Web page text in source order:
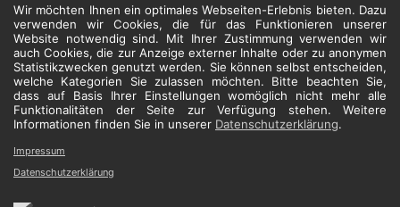
Wir möchten Ihnen ein optimales Webseiten-Erlebnis bieten. Dazu
verwenden wir Cookies, die für das Funktionieren unserer
Website notwendig sind. Mit Ihrer Zustimmung verwenden wir
auch Cookies, die zur Anzeige externer Inhalte oder zu anonymen
Statistikzwecken genutzt werden. Sie können selbst entscheiden,
welche Kategorien Sie zulassen möchten. Bitte beachten Sie,
dass auf Basis Ihrer Einstellungen womöglich nicht mehr alle
Funktionalitäten der Seite zur Verfügung stehen. Weitere
Informationen finden Sie in unserer Datenschutzerklärung.
Impressum
Datenschutzerklärung